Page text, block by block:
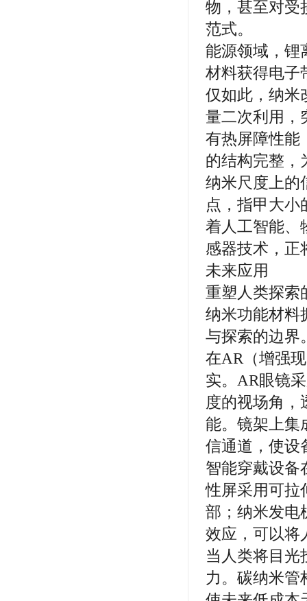
物，甚至对受
范式。
能源领域，锂
材料获得电子
仅如此，纳米
量二次利用，
有热屏障性能
的结构完整，
纳米尺度上的
点，指甲大小
着人工智能、
感器技术，正
未来应用
重塑人类探索
纳米功能材料
与探索的边界
在AR（增强
实。AR眼镜
度的视场角，
能。镜架上集
信通道，使设
智能穿戴设备
性屏采用可拉
部；纳米发电
效应，可以将
当人类将目光
力。碳纳米管